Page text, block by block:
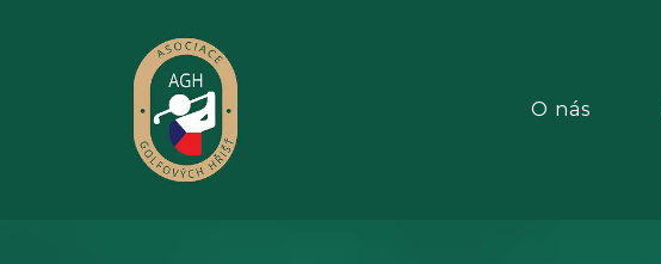
O nás